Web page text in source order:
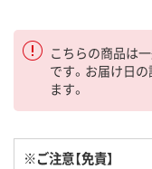
こちらの商品は
です。お届け日
ます。
※ご注意【免責】